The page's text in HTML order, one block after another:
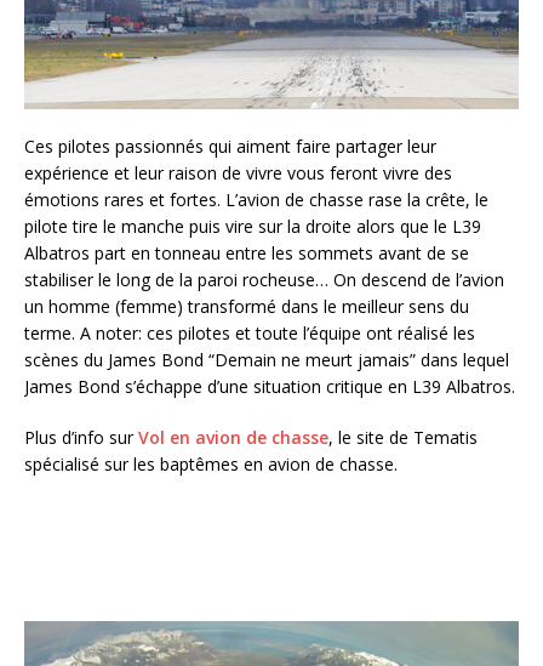
Ces pilotes passionnés qui aiment faire partager leur
expérience et leur raison de vivre vous feront vivre des
émotions rares et fortes. L’avion de chasse rase la crête, le
pilote tire le manche puis vire sur la droite alors que le L39
Albatros part en tonneau entre les sommets avant de se
stabiliser le long de la paroi rocheuse… On descend de l’avion
un homme (femme) transformé dans le meilleur sens du
terme. A noter: ces pilotes et toute l’équipe ont réalisé les
scènes du James Bond “Demain ne meurt jamais” dans lequel
James Bond s’échappe d’une situation critique en L39 Albatros.
Plus d’info surVol en avion de chasse, le site de Tematis
spécialisé sur les baptêmes en avion de chasse.